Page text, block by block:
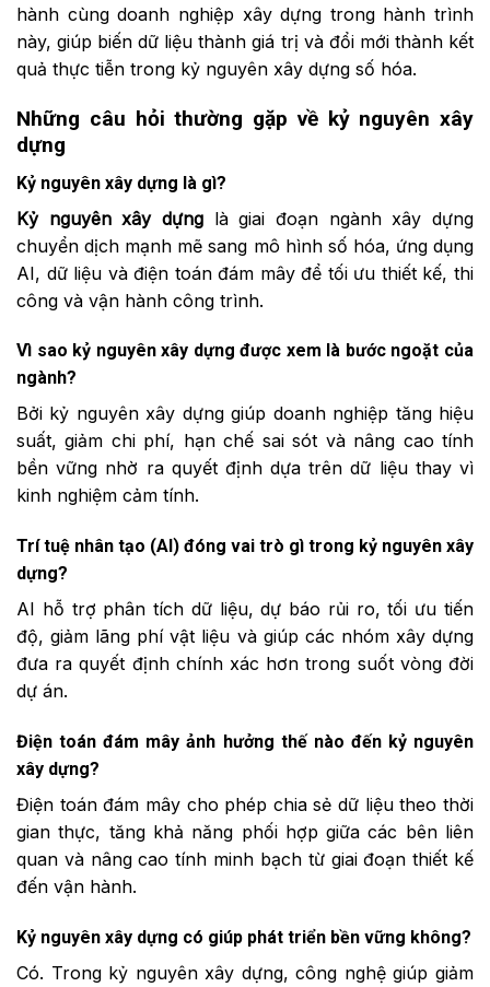
hành cùng doanh nghiệp xây dựng trong hành trình
này, giúp biến dữ liệu thành giá trị và đổi mới thành kết
quả thực tiễn trong kỷ nguyên xây dựng số hóa.
Những câu hỏi thường gặp về kỷ nguyên xây
dựng
Kỷ nguyên xây dựng là gì?
Kỷ nguyên xây dựng là giai đoạn ngành xây dựng
chuyển dịch mạnh mẽ sang mô hình số hóa, ứng dụng
AI, dữ liệu và điện toán đám mây để tối ưu thiết kế, thi
công và vận hành công trình.
Vì sao kỷ nguyên xây dựng được xem là bước ngoặt của
ngành?
Bởi kỷ nguyên xây dựng giúp doanh nghiệp tăng hiệu
suất, giảm chi phí, hạn chế sai sót và nâng cao tính
bền vững nhờ ra quyết định dựa trên dữ liệu thay vì
kinh nghiệm cảm tính.
Trí tuệ nhân tạo (AI) đóng vai trò gì trong kỷ nguyên xây
dựng?
AI hỗ trợ phân tích dữ liệu, dự báo rủi ro, tối ưu tiến
độ, giảm lãng phí vật liệu và giúp các nhóm xây dựng
đưa ra quyết định chính xác hơn trong suốt vòng đời
dự án.
Điện toán đám mây ảnh hưởng thế nào đến kỷ nguyên
xây dựng?
Điện toán đám mây cho phép chia sẻ dữ liệu theo thời
gian thực, tăng khả năng phối hợp giữa các bên liên
quan và nâng cao tính minh bạch từ giai đoạn thiết kế
đến vận hành.
Kỷ nguyên xây dựng có giúp phát triển bền vững không?
Có. Trong kỷ nguyên xây dựng, công nghệ giúp giảm